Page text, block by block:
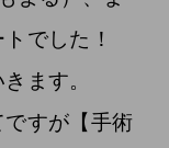
でした！
ます。
すが【手術